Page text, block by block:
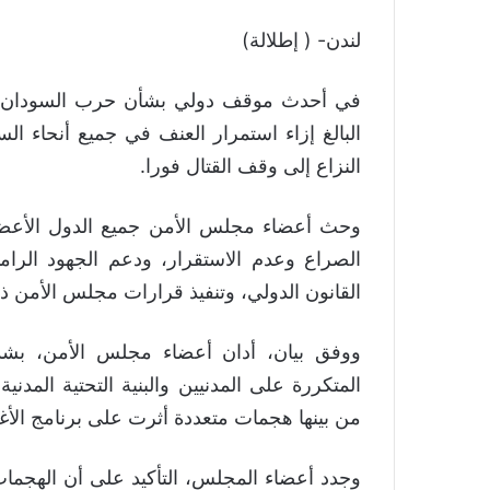
لندن- ( إطلالة)
في أحدث موقف دولي بشأن حرب
البالغ إزاء استمرار العنف في جميع أنحاء
النزاع إلى وقف القتال فورا.
وحث أعضاء مجلس الأمن جميع الدول
الصراع وعدم الاستقرار، ودعم الجهود
القانون الدولي، وتنفيذ قرارات مجلس الأمن ذات
ووفق بيان، أدان أعضاء مجلس الأمن،
المتكررة على المدنيين والبنية التحتية
من بينها هجمات متعددة أثرت على برنامج الأغذية
وجدد أعضاء المجلس، التأكيد على أن